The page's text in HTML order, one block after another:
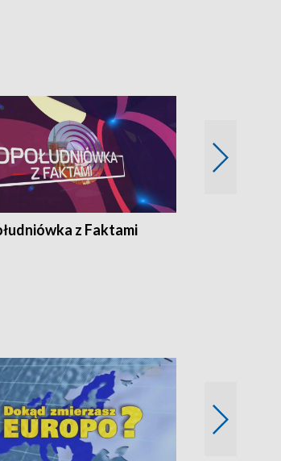
z Faktami